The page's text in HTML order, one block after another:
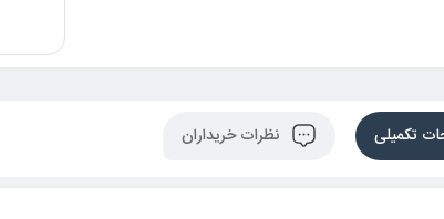
تکمیلی نظرات خریداران